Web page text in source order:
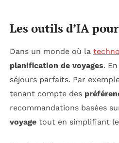
Les outils d’IA
Dans un monde où la
planification de voyages.
séjours parfaits. Par
tenant compte des
recommandations basées
voyage tout en simplifiant le